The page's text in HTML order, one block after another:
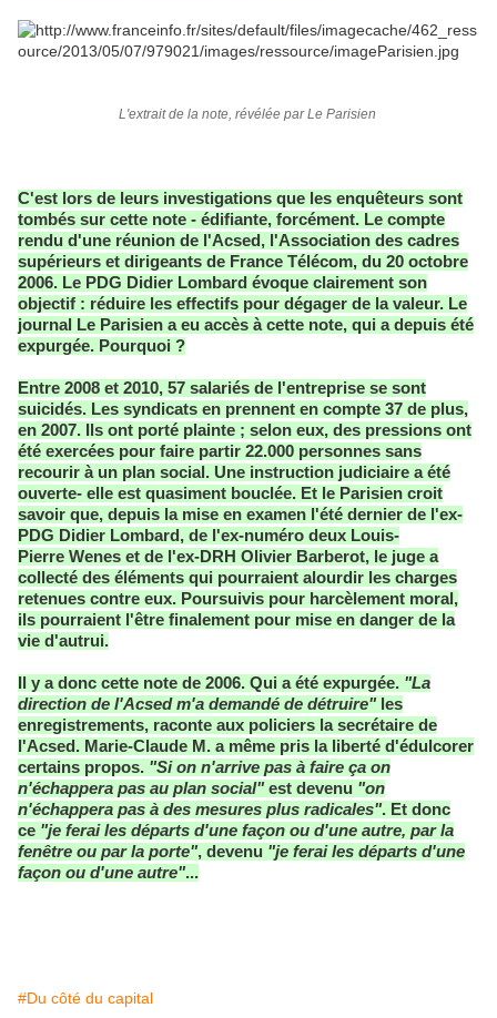
L'extrait de la note, révélée par Le Parisien
C'est lors de leurs investigations que les enquêteurs sont
tombés sur cette note - édifiante, forcément. Le compte
rendu d'une réunion de l'Acsed , l'Association des cadres
supérieurs et dirigeants de France Télécom, du 20 octobre
2006. Le PDG Didier Lombard évoque clairement son
objectif : réduire les effectifs pour dégager de la valeur. Le
journal
Le Parisien a eu accès à cette note, qui a depuis été
expurgée. Pourquoi ?
Entre 2008 et 2010, 57 salariés de l'entreprise se sont
suicidés. Les syndicats en prennent en compte 37 de plus,
en 2007. Ils ont porté plainte ; selon eux, des pressions ont
été exercées pour faire partir 22.000 personnes sans
recourir à un plan social. Une instruction judiciaire a été
ouverte- elle est quasiment bouclée. Et le Parisien croit
savoir que, depuis la mise en examen l'été dernier de l'ex-
PDG Didier Lombard, de l'ex-numéro deux Louis-
Pierre Wenes et de l'ex-DRH Olivier Barberot, le juge a
collecté des éléments qui pourraient alourdir les charges
retenues contre eux. Poursuivis pour harcèlement moral,
ils pourraient l'être finalement pour mise en danger de la
vie d'autrui.
Il y a donc cette note de 2006. Qui a été expurgée. "La
direction de l'Acsed m'a demandé de détruire"les
enregistrements, raconte aux policiers la secrétaire de
l'Acsed. Marie-Claude M. a même pris la liberté d'édulcorer
certains propos. "Si on n'arrive pas à faire ça on
n'échappera pas au plan social"est devenu "on
n'échappera pas à des mesures plus radicales". Et donc
ce "je ferai les départs d'une façon ou d'une autre, par la
fenêtre ou par la porte", devenu "je ferai les départs d'une
façon ou d'une autre"...
#Du côté du capital